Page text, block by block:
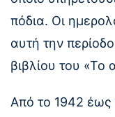
πόδια. Οι
αυτή την
βιβλίου του «Το
Από το 1942 έως